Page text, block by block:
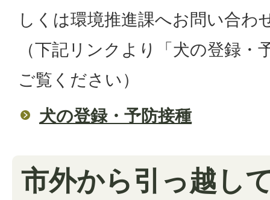
しくは環境推進課へお問い合わ
（下記リンクより「犬の登録・
ご覧ください）
犬の登録・予防接種
市外から引っ越し